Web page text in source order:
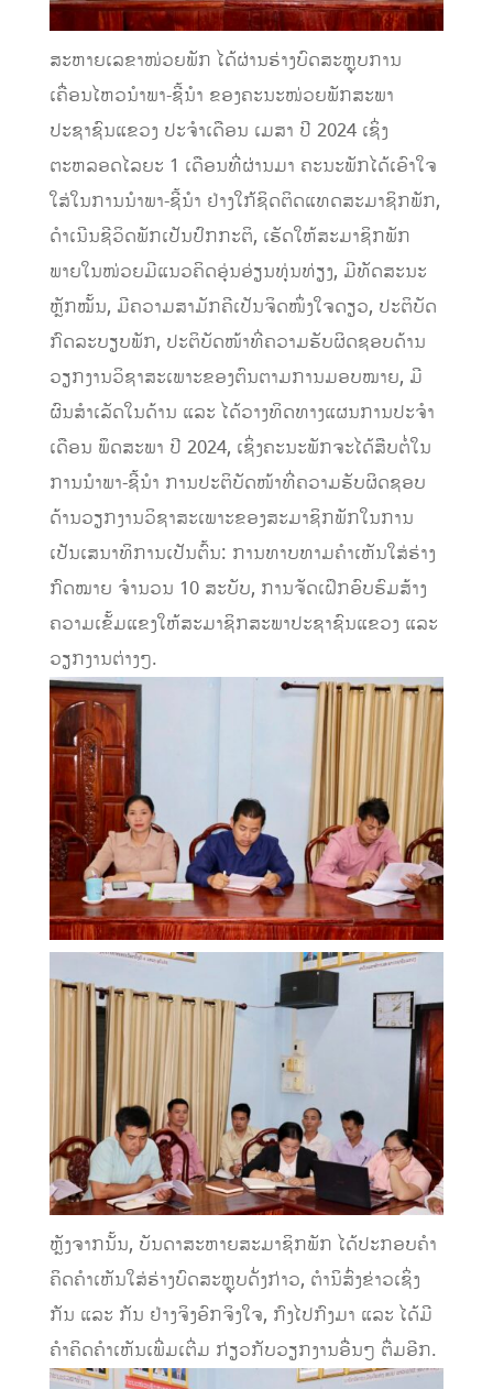
ສະຫາຍເລຂາໜ່ວຍພັກ ໄດ້ຜ່ານຮ່າງບົດສະຫຼຸບການ
ເຄື່ອນໄຫວນໍາພາ-ຊີ້ນໍາ ຂອງຄະນະໜ່ວຍພັກສະພາ
ປະຊາຊົນແຂວງ ປະຈໍາເດືອນ ເມສາ ປີ 2024 ເຊິ່ງ
ຕະຫລອດໄລຍະ 1 ເດືອນທີ່ຜ່ານມາ ຄະນະພັກໄດ້ເອົາໃຈ
ໃສ່ໃນການນໍາພາ-ຊີ້ນໍາ ຢ່າງໃກ້ຊິດຕິດແທດສະມາຊິກພັກ,
ດໍາເນີນຊີວິດພັກເປັນປົກກະຕິ, ເຮັດໃຫ້ສະມາຊິກພັກ
ພາຍໃນໜ່ວຍມີແນວຄິດອຸ່ນອ່ຽນທຸ່ນທ່ຽງ, ມີທັດສະນະ
ຫຼັກໝັ້ນ, ມີຄວາມສາມັກຄີເປັນຈິດໜຶ່ງໃຈດຽວ, ປະຕິບັດ
ກົດລະບຽບພັກ, ປະຕິບັດໜ້າທີ່ຄວາມຮັບຜິດຊອບດ້ານ
ວຽກງານວິຊາສະເພາະຂອງຕົນຕາມການມອບໝາຍ, ມີ
ຜົນສໍາເລັດໃນດ້ານ ແລະ ໄດ້ວາງທິດທາງແຜນການປະຈໍາ
ເດືອນ ພຶດສະພາ ປີ 2024, ເຊິ່ງຄະນະພັກຈະໄດ້ສືບຕໍ່ໃນ
ການນໍາພາ-ຊີ້ນໍາ ການປະຕິບັດໜ້າທີ່ຄວາມຮັບຜິດຊອບ
ດ້ານວຽກງານວິຊາສະເພາະຂອງສະມາຊິກພັກໃນການ
ເປັນເສນາທິການເປັນຕົ້ນ: ການທາບທາມຄຳເຫັນໃສ່ຮ່າງ
ກົດໝາຍ ຈໍານວນ 10 ສະບັບ, ການຈັດເຝຶກອົບຮົມສ້າງ
ຄວາມເຂັ້ມແຂງໃຫ້ສະມາຊິກສະພາປະຊາຊົນແຂວງ ແລະ
ວຽກງານຕ່າງໆ.
ຫຼັງຈາກນັ້ນ, ບັນດາສະຫາຍສະມາຊິກພັກ ໄດ້ປະກອບຄໍາ
ຄິດຄໍາເຫັນໃສ່ຮ່າງບົດສະຫຼຸບດັ່ງກ່າວ, ຕໍານິສົ່ງຂ່າວເຊິ່ງ
ກັນ ແລະ ກັນ ຢ່າງຈິງອົກຈິງໃຈ, ກົງໄປກົງມາ ແລະ ໄດ້ມີ
ຄໍາຄິດຄໍາເຫັນເພີ່ມເຕີ່ມ ກ່ຽວກັບວຽກງານອື່ນໆ ຕື່ມອີກ.